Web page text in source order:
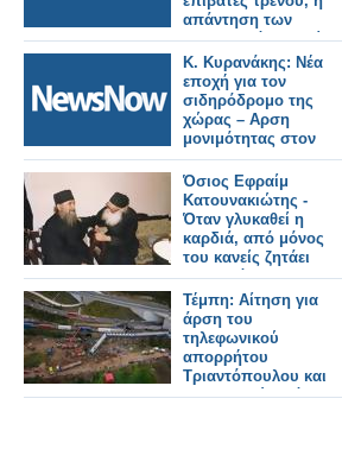
απάντηση των
σιδηροδρόμων!
Κ. Κυρανάκης: Νέα
εποχή για τον
σιδηρόδρομο της
χώρας – Αρση
μονιμότητας στον
ΟΣΕ
Όσιος Εφραίμ
Κατουνακιώτης -
Όταν γλυκαθεί η
καρδιά, από μόνος
του κανείς ζητάει
περισσότερο
Τέμπη: Αίτηση για
άρση του
τηλεφωνικού
απορρήτου
Τριαντόπουλου και
Αγοραστού από τον